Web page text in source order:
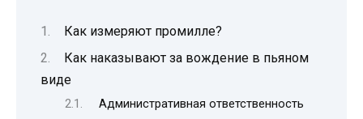
Как измеряют промилле?
Как наказывают за вождение в пьяном
виде
Административная ответственность